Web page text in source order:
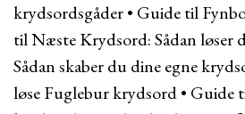
krydsordsgåder• Guide til
til Næste Krydsord: Sådan løser
Sådan skaber du dine egne
løse Fuglebur krydsord• Guide